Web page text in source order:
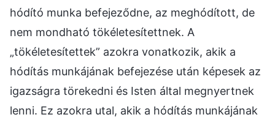
hódító munka befejeződne, az meghódított, de
nem mondható tökéletesítettnek. A
„tökéletesítettek” azokra vonatkozik, akik a
hódítás munkájának befejezése után képesek az
igazságra törekedni és Isten által megnyertnek
lenni. Ez azokra utal, akik a hódítás munkájának